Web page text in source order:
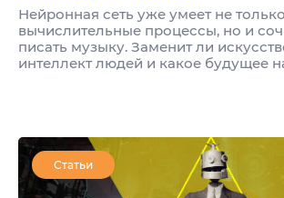
Нейронная сеть уже умеет не
вычислительные процессы, но и
писать музыку. Заменит ли
интеллект людей и какое будущее
Статьи